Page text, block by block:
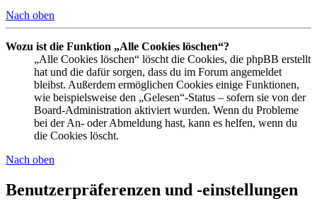
Nach oben
Wozu ist die Funktion „Alle Cookies löschen“?
„Alle Cookies löschen“ löscht die Cookies, die phpBB erstellt
hat und die dafür sorgen, dass du im Forum angemeldet
bleibst. Außerdem ermöglichen Cookies einige Funktionen,
wie beispielsweise den „Gelesen“-Status – sofern sie von der
Board-Administration aktiviert wurden. Wenn du Probleme
bei der An- oder Abmeldung hast, kann es helfen, wenn du
die Cookies löscht.
Nach oben
Benutzerpräferenzen und -einstellungen